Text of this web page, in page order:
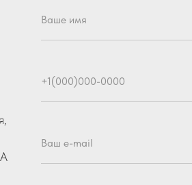
Ваше имя
+1(000)000-0000
Ваш e-mail